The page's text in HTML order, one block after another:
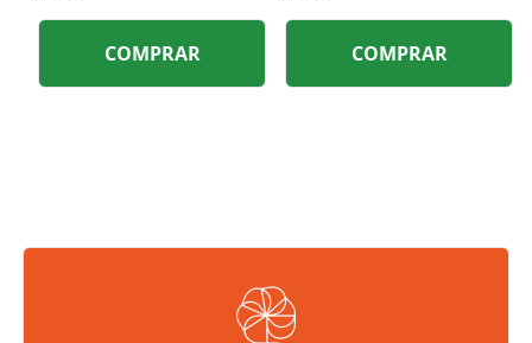
COMPRAR COMPRAR